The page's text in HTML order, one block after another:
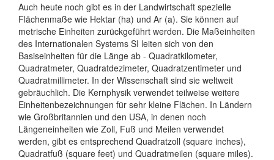
Auch heute noch gibt es in der Landwirtschaft spezielle
Flächenmaße wie Hektar (ha) und Ar (a). Sie können auf
metrische Einheiten zurückgeführt werden. Die Maßeinheiten
des Internationalen Systems SI leiten sich von den
Basiseinheiten für die Länge ab - Quadratkilometer,
Quadratmeter, Quadratdezimeter, Quadratzentimeter und
Quadratmillimeter. In der Wissenschaft sind sie weltweit
gebräuchlich. Die Kernphysik verwendet teilweise weitere
Einheitenbezeichnungen für sehr kleine Flächen. In Ländern
wie Großbritannien und den USA, in denen noch
Längeneinheiten wie Zoll, Fuß und Meilen verwendet
werden, gibt es entsprechend Quadratzoll (square inches),
Quadratfuß (square feet) und Quadratmeilen (square miles).